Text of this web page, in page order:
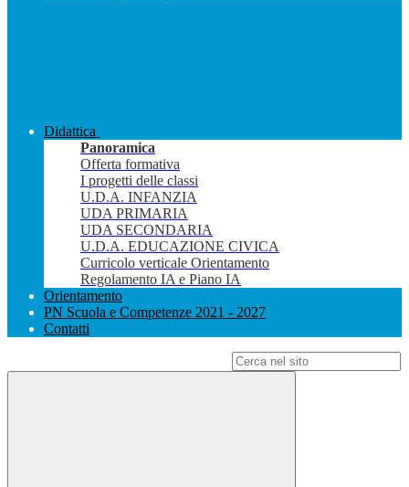
Didattica
Panoramica
Offerta formativa
I progetti delle classi
U.D.A. INFANZIA
UDA PRIMARIA
UDA SECONDARIA
U.D.A. EDUCAZIONE CIVICA
Curricolo verticale Orientamento
Regolamento IA e Piano IA
Orientamento
PN Scuola e Competenze 2021 - 2027
Contatti